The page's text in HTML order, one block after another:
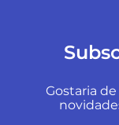
Gostaria